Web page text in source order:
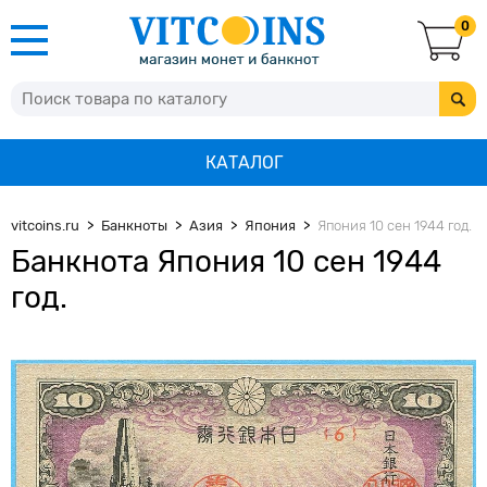
0
КАТАЛОГ
vitcoins.ru Банкноты Азия Япония Япония 10 сен 1944 год.
Банкнота Япония 10 сен 1944
год.